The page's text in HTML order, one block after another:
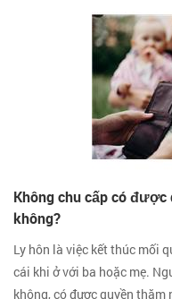
Không chu cấp có
không?
Ly hôn là việc kết thúc mối
cái khi ở với ba hoặc mẹ.
không, có được quyền